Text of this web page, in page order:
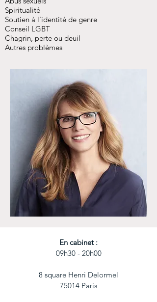
Spiritualité
Soutien à l'identité de genre
Conseil LGBT
Chagrin, perte ou deuil
Autres problèmes
En cabinet :
09h30 - 20h00​​
8 square Henri Delormel
75014 Paris